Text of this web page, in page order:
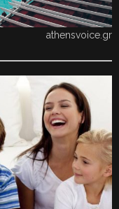
athensvoice.gr